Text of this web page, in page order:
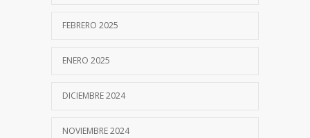
FEBRERO 2025
ENERO 2025
DICIEMBRE 2024
NOVIEMBRE 2024